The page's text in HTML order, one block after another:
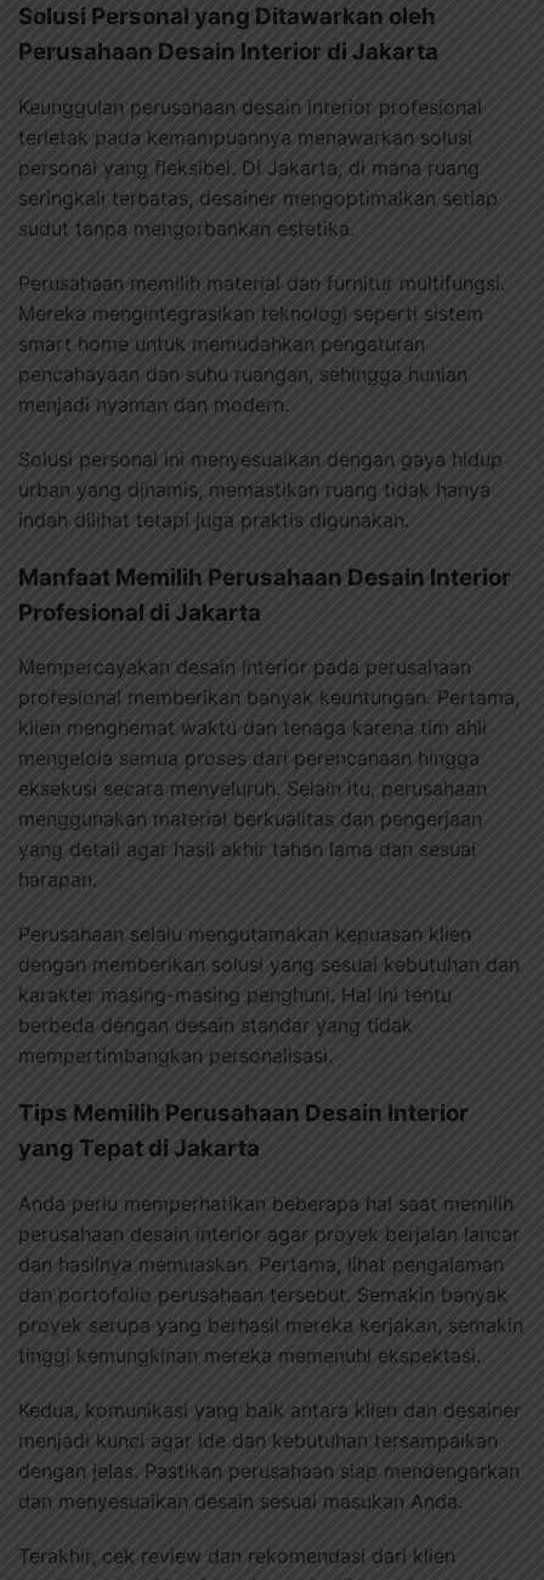
Solusi Personal yang Ditawarkan oleh
Perusahaan Desain Interior di Jakarta
Keunggulan perusahaan desain interior profesional
terletak pada kemampuannya menawarkan solusi
personal yang fleksibel. Di Jakarta, di mana ruang
seringkali terbatas, desainer mengoptimalkan setiap
sudut tanpa mengorbankan estetika.
Perusahaan memilih material dan furnitur multifungsi.
Mereka mengintegrasikan teknologi seperti sistem
smart home untuk memudahkan pengaturan
pencahayaan dan suhu ruangan, sehingga hunian
menjadi nyaman dan modern.
Solusi personal ini menyesuaikan dengan gaya hidup
urban yang dinamis, memastikan ruang tidak hanya
indah dilihat tetapi juga praktis digunakan.
Manfaat Memilih Perusahaan Desain Interior
Profesional di Jakarta
Mempercayakan desain interior pada perusahaan
profesional memberikan banyak keuntungan. Pertama,
klien menghemat waktu dan tenaga karena tim ahli
mengelola semua proses dari perencanaan hingga
eksekusi secara menyeluruh. Selain itu, perusahaan
menggunakan material berkualitas dan pengerjaan
yang detail agar hasil akhir tahan lama dan sesuai
harapan.
Perusahaan selalu mengutamakan kepuasan klien
dengan memberikan solusi yang sesuai kebutuhan dan
karakter masing-masing penghuni. Hal ini tentu
berbeda dengan desain standar yang tidak
mempertimbangkan personalisasi.
Tips Memilih Perusahaan Desain Interior
yang Tepat di Jakarta
Anda perlu memperhatikan beberapa hal saat memilih
perusahaan desain interior agar proyek berjalan lancar
dan hasilnya memuaskan. Pertama, lihat pengalaman
dan portofolio perusahaan tersebut. Semakin banyak
proyek serupa yang berhasil mereka kerjakan, semakin
tinggi kemungkinan mereka memenuhi ekspektasi.
Kedua, komunikasi yang baik antara klien dan desainer
menjadi kunci agar ide dan kebutuhan tersampaikan
dengan jelas. Pastikan perusahaan siap mendengarkan
dan menyesuaikan desain sesuai masukan Anda.
Terakhir, cek review dan rekomendasi dari klien